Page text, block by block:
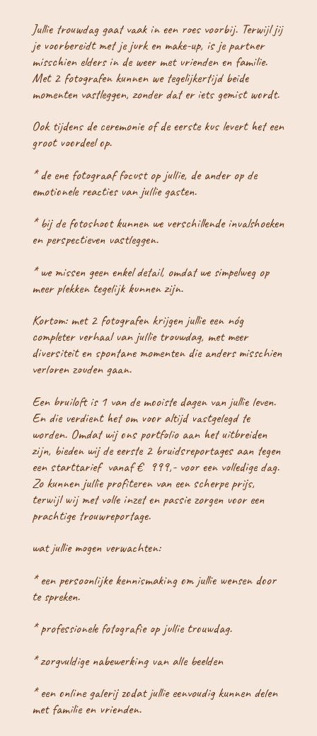
Jullie trouwdag gaat vaak in een roes voorbij. Terwijl jij
je voorbereidt met je jurk en make-up, is je partner
misschien elders in de weer met vrienden en familie.
Met 2 fotografen kunnen we tegelijkertijd beide
momenten vastleggen, zonder dat er iets gemist wordt.
Ook tijdens de ceremonie of de eerste kus levert het een
groot voordeel op.
* de ene fotograaf focust op jullie, de ander op de
emotionele reacties van jullie gasten.
* bij de fotoshoot kunnen we verschillende invalshoeken
en perspectieven vastleggen.
* we missen geen enkel detail, omdat we simpelweg op
meer plekken tegelijk kunnen zijn.
Kortom: met 2 fotografen krijgen jullie een nóg
completer verhaal van jullie trouwdag, met meer
diversiteit en spontane momenten die anders misschien
verloren zouden gaan.
Een bruiloft is 1 van de mooiste dagen van jullie leven.
En die verdient het om voor altijd vastgelegd te
worden. Omdat wij ons portfolio aan het uitbreiden
zijn, bieden wij de eerste 2 bruidsreportages aan tegen
een starttarief vanaf € 999,- voor een volledige dag.
Zo kunnen jullie profiteren van een scherpe prijs,
terwijl wij met volle inzet en passie zorgen voor een
prachtige trouwreportage.
wat jullie mogen verwachten:
* een persoonlijke kennismaking om jullie wensen door
te spreken.
* professionele fotografie op jullie trouwdag.
* zorgvuldige nabewerking van alle beelden
* een online galerij zodat jullie eenvoudig kunnen delen
met familie en vrienden.